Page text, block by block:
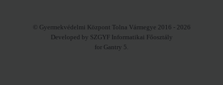
© Gyermekvédelmi Központ Tolna Vármegye 2016 - 2026
Developed by SZGYF Informatikai Főosztály
for Gantry 5.